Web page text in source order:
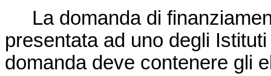
La domanda di
presentata ad uno degli
domanda deve contenere gli